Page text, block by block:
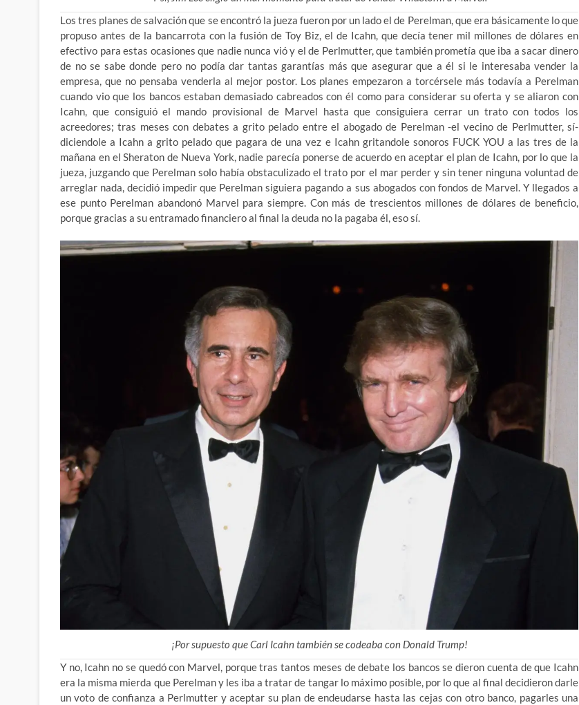
Los tres planes de salvación que se encontró la jueza fueron por un lado el de Perelman, que era básicamente lo que
propuso antes de la bancarrota con la fusión de Toy Biz, el de Icahn, que decía tener mil millones de dólares en
efectivo para estas ocasiones que nadie nunca vió y el de Perlmutter, que también prometía que iba a sacar dinero
de no se sabe donde pero no podía dar tantas garantías más que asegurar que a él si le interesaba vender la
empresa, que no pensaba venderla al mejor postor. Los planes empezaron a torcérsele más todavía a Perelman
cuando vio que los bancos estaban demasiado cabreados con él como para considerar su oferta y se aliaron con
Icahn, que consiguió el mando provisional de Marvel hasta que consiguiera cerrar un trato con todos los
acreedores; tras meses con debates a grito pelado entre el abogado de Perelman -el vecino de Perlmutter, sí-
diciendole a Icahn a grito pelado que pagara de una vez e Icahn gritandole sonoros FUCK YOU a las tres de la
mañana en el Sheraton de Nueva York, nadie parecía ponerse de acuerdo en aceptar el plan de Icahn, por lo que la
jueza, juzgando que Perelman solo había obstaculizado el trato por el mar perder y sin tener ninguna voluntad de
arreglar nada, decidió impedir que Perelman siguiera pagando a sus abogados con fondos de Marvel. Y llegados a
ese punto Perelman abandonó Marvel para siempre. Con más de trescientos millones de dólares de beneficio,
porque gracias a su entramado financiero al final la deuda no la pagaba él, eso sí.
¡Por supuesto que Carl Icahn también se codeaba con Donald Trump!
Y no, Icahn no se quedó con Marvel, porque tras tantos meses de debate los bancos se dieron cuenta de que Icahn
era la misma mierda que Perelman y les iba a tratar de tangar lo máximo posible, por lo que al final decidieron darle
un voto de confianza a Perlmutter y aceptar su plan de endeudarse hasta las cejas con otro banco, pagarles una